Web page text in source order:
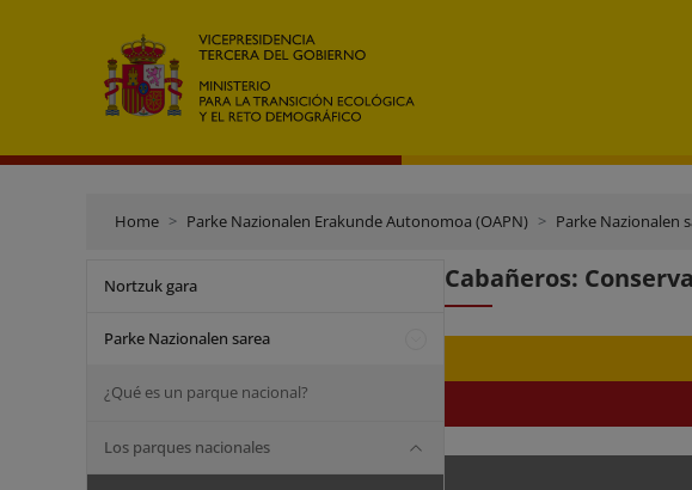
Home Parke Nazionalen Erakunde Autonomoa (OAPN) Parke Nazionalen
Nortzuk gara
Parke Nazionalen sarea
¿Qué es un parque nacional?
Los parques nacionales
Cabañeros: